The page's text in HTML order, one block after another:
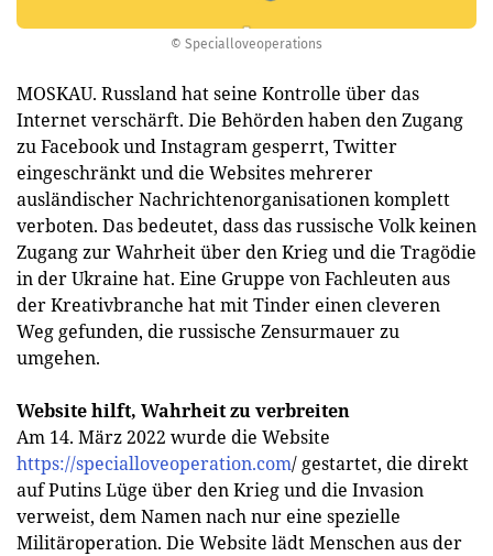
© Specialloveoperations
MOSKAU. Russland hat seine Kontrolle über das
Internet verschärft. Die Behörden haben den Zugang
zu Facebook und Instagram gesperrt, Twitter
eingeschränkt und die Websites mehrerer
ausländischer Nachrichtenorganisationen komplett
verboten. Das bedeutet, dass das russische Volk keinen
Zugang zur Wahrheit über den Krieg und die Tragödie
in der Ukraine hat. Eine Gruppe von Fachleuten aus
der Kreativbranche hat mit Tinder einen cleveren
Weg gefunden, die russische Zensurmauer zu
umgehen.
Website hilft, Wahrheit zu verbreiten
Am 14. März 2022 wurde die Website
https://specialloveoperation.com/ gestartet, die direkt
auf Putins Lüge über den Krieg und die Invasion
verweist, dem Namen nach nur eine spezielle
Militäroperation. Die Website lädt Menschen aus der